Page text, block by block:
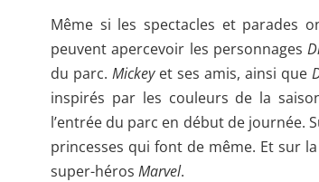
Même si les spectacles et parades
peuvent apercevoir les personnages
du parc. Mickeyet ses amis, ainsi que
inspirés par les couleurs de la
l’entrée du parc en début de journée.
princesses qui font de même. Et sur
super-héros Marvel.